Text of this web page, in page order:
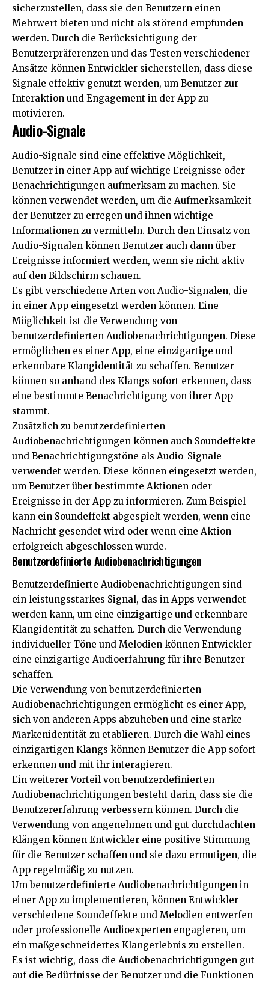
sicherzustellen, dass sie den Benutzern einen
Mehrwert bieten und nicht als störend empfunden
werden. Durch die Berücksichtigung der
Benutzerpräferenzen und das Testen verschiedener
Ansätze können Entwickler sicherstellen, dass diese
Signale effektiv genutzt werden, um Benutzer zur
Interaktion und Engagement in der App zu
motivieren.
Audio-Signale
Audio-Signale sind eine effektive Möglichkeit,
Benutzer in einer App auf wichtige Ereignisse oder
Benachrichtigungen aufmerksam zu machen. Sie
können verwendet werden, um die Aufmerksamkeit
der Benutzer zu erregen und ihnen wichtige
Informationen zu vermitteln. Durch den Einsatz von
Audio-Signalen können Benutzer auch dann über
Ereignisse informiert werden, wenn sie nicht aktiv
auf den Bildschirm schauen.
Es gibt verschiedene Arten von Audio-Signalen, die
in einer App eingesetzt werden können. Eine
Möglichkeit ist die Verwendung von
benutzerdefinierten Audiobenachrichtigungen. Diese
ermöglichen es einer App, eine einzigartige und
erkennbare Klangidentität zu schaffen. Benutzer
können so anhand des Klangs sofort erkennen, dass
eine bestimmte Benachrichtigung von ihrer App
stammt.
Zusätzlich zu benutzerdefinierten
Audiobenachrichtigungen können auch Soundeffekte
und Benachrichtigungstöne als Audio-Signale
verwendet werden. Diese können eingesetzt werden,
um Benutzer über bestimmte Aktionen oder
Ereignisse in der App zu informieren. Zum Beispiel
kann ein Soundeffekt abgespielt werden, wenn eine
Nachricht gesendet wird oder wenn eine Aktion
erfolgreich abgeschlossen wurde.
Benutzerdefinierte Audiobenachrichtigungen
Benutzerdefinierte Audiobenachrichtigungen sind
ein leistungsstarkes Signal, das in Apps verwendet
werden kann, um eine einzigartige und erkennbare
Klangidentität zu schaffen. Durch die Verwendung
individueller Töne und Melodien können Entwickler
eine einzigartige Audioerfahrung für ihre Benutzer
schaffen.
Die Verwendung von benutzerdefinierten
Audiobenachrichtigungen ermöglicht es einer App,
sich von anderen Apps abzuheben und eine starke
Markenidentität zu etablieren. Durch die Wahl eines
einzigartigen Klangs können Benutzer die App sofort
erkennen und mit ihr interagieren.
Ein weiterer Vorteil von benutzerdefinierten
Audiobenachrichtigungen besteht darin, dass sie die
Benutzererfahrung verbessern können. Durch die
Verwendung von angenehmen und gut durchdachten
Klängen können Entwickler eine positive Stimmung
für die Benutzer schaffen und sie dazu ermutigen, die
App regelmäßig zu nutzen.
Um benutzerdefinierte Audiobenachrichtigungen in
einer App zu implementieren, können Entwickler
verschiedene Soundeffekte und Melodien entwerfen
oder professionelle Audioexperten engagieren, um
ein maßgeschneidertes Klangerlebnis zu erstellen.
Es ist wichtig, dass die Audiobenachrichtigungen gut
auf die Bedürfnisse der Benutzer und die Funktionen